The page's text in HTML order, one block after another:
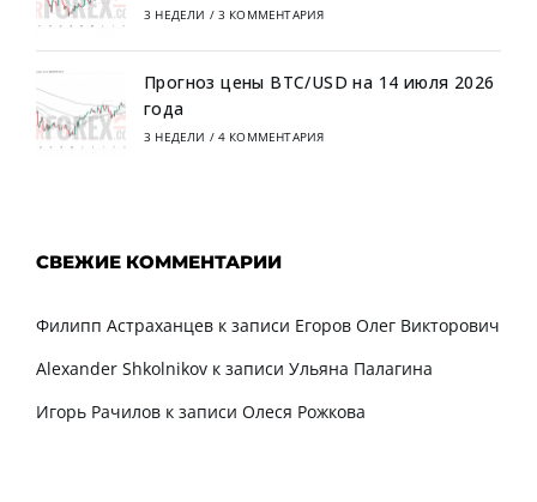
3 НЕДЕЛИ / 3 КОММЕНТАРИЯ
Прогноз цены BTC/USD на 14 июля 2026
года
3 НЕДЕЛИ / 4 КОММЕНТАРИЯ
СВЕЖИЕ КОММЕНТАРИИ
Филипп Астраханцев к записи Егоров Олег Викторович
Alexander Shkolnikov к записи Ульяна Палагина
Игорь Рачилов к записи Олеся Рожкова